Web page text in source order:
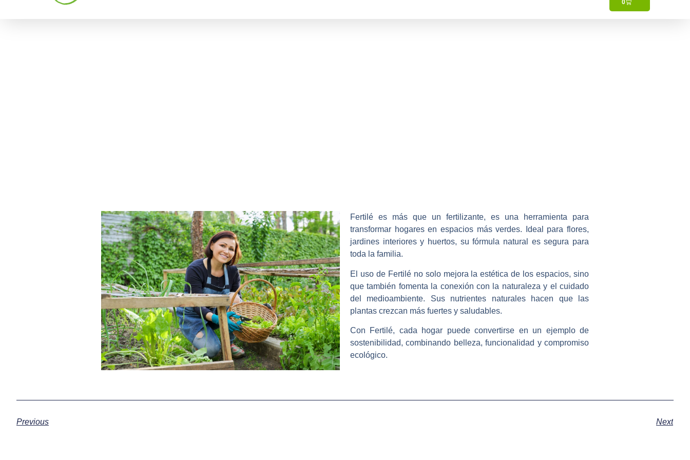
0
Fertilé es más que un fertilizante, es una herramienta para
transformar hogares en espacios más verdes. Ideal para flores,
jardines interiores y huertos, su fórmula natural es segura para
toda la familia.
El uso de Fertiléno solo mejora la estética de los espacios, sino
que también fomenta la conexión con la naturaleza y el cuidado
del medioambiente. Sus nutrientes naturales hacen que las
plantas crezcan más fuertes y saludables.
Con Fertilé, cada hogar puede convertirse en un ejemplo de
sostenibilidad, combinando belleza, funcionalidad y compromiso
ecológico.
Previous Next